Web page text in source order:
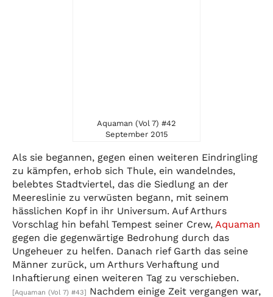
Aquaman (Vol 7) #42
September 2015
Als sie begannen, gegen einen weiteren Eindringling
zu kämpfen, erhob sich Thule, ein wandelndes,
belebtes Stadtviertel, das die Siedlung an der
Meereslinie zu verwüsten begann, mit seinem
hässlichen Kopf in ihr Universum. Auf Arthurs
Vorschlag hin befahl Tempest seiner Crew, Aquaman
gegen die gegenwärtige Bedrohung durch das
Ungeheuer zu helfen. Danach rief Garth das seine
Männer zurück, um Arthurs Verhaftung und
Inhaftierung einen weiteren Tag zu verschieben.
[Aquaman (Vol 7) #43]
Nachdem einige Zeit vergangen war,